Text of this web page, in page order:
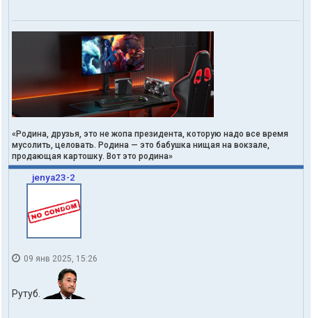
«Родина, друзья, это не жопа президента, которую надо все время
мусолить, целовать. Родина — это бабушка нищая на вокзале,
продающая картошку. Вот это родина»
jenya23-2
09 янв 2025, 15:26
Рутуб.